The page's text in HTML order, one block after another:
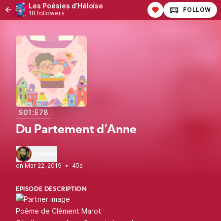
Les Poésies d’Héloïse
18 followers FOLLOW
S01:E78
Du Partement d’Anne
•
45s
EPISODE DESCRIPTION
Poème de Clément Marot